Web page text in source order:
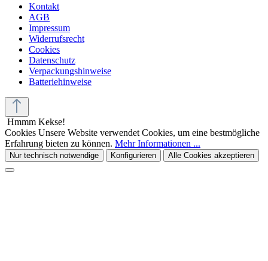
Kontakt
AGB
Impressum
Widerrufsrecht
Cookies
Datenschutz
Verpackungshinweise
Batteriehinweise
Hmmm Kekse!
Cookies Unsere Website verwendet Cookies, um eine bestmögliche
Erfahrung bieten zu können. Mehr Informationen ...
Nur technisch notwendige Konfigurieren Alle Cookies akzeptieren